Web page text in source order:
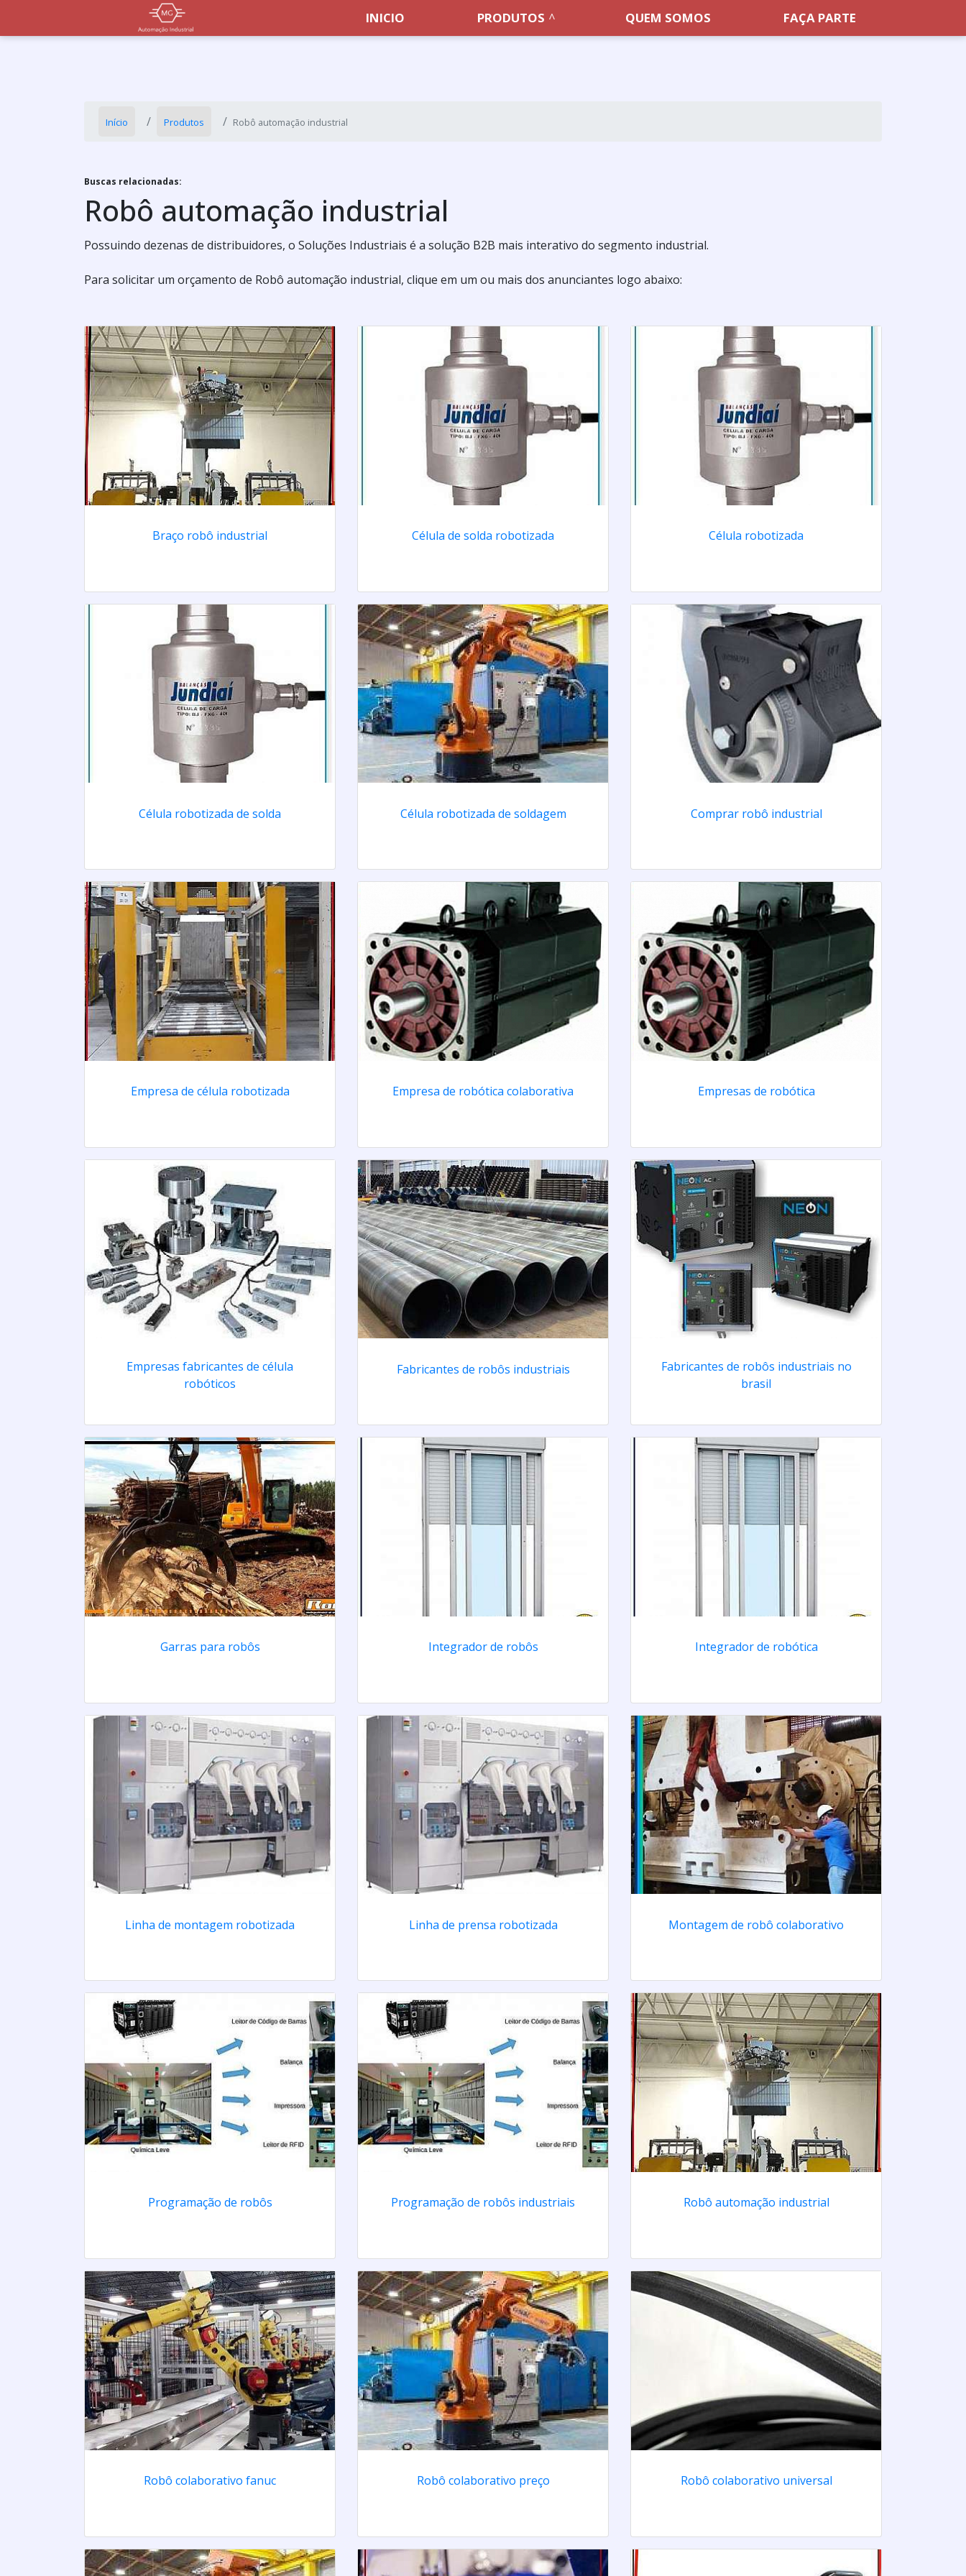
INICIO PRODUTOS QUEM SOMOS FAÇA PARTE
Início Produtos Robô automação industrial
Buscas relacionadas:
Robô automação industrial
Possuindo dezenas de distribuidores, o Soluções Industriais é a solução B2B mais interativo do segmento industrial.
Para solicitar um orçamento de Robô automação industrial, clique em um ou mais dos anunciantes logo abaixo:
Braço robô industrial Célula de solda robotizada Célula robotizada
Célula robotizada de solda Célula robotizada de soldagem Comprar robô industrial
Empresa de célula robotizada Empresa de robótica colaborativa Empresas de robótica
Empresas fabricantes de célula
robóticos
Fabricantes de robôs industriais
Fabricantes de robôs industriais no
brasil
Garras para robôs Integrador de robôs Integrador de robótica
Linha de montagem robotizada Linha de prensa robotizada Montagem de robô colaborativo
Programação de robôs Programação de robôs industriais Robô automação industrial
Robô colaborativo fanuc Robô colaborativo preço Robô colaborativo universal